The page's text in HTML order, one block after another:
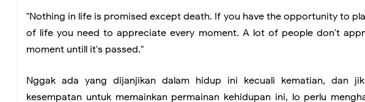
Imajinasi, Sang Penerang Realitas
"Nothing in life is promised except death. If you have the opportunity to
of life you need to appreciate every moment. A lot of people don't
moment untill it's passed."
Nggak ada yang dijanjikan dalam hidup ini kecuali kematian, dan
kesempatan untuk memainkan permainan kehidupan ini, lo perlu